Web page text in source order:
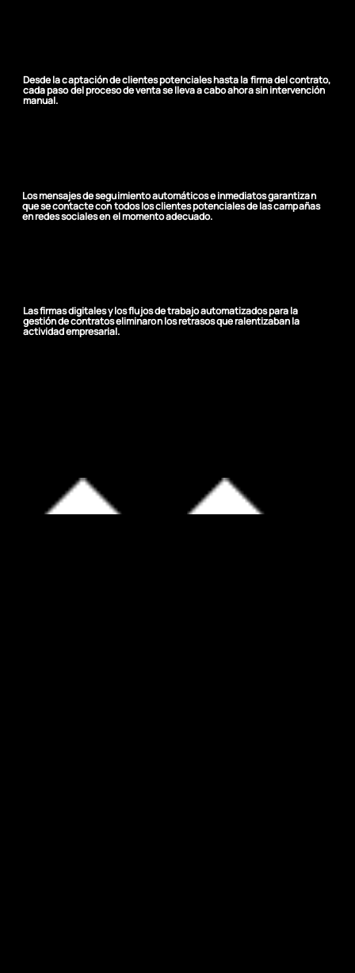
Desde la captación de clientes potenciales hasta la firma del contrato,
cada paso del proceso de venta se lleva a cabo ahora sin intervención
manual.
Los mensajes de seguimiento automáticos e inmediatos garantizan
que se contacte con todos los clientes potenciales de las campañas
en redes sociales en el momento adecuado.
Las firmas digitales y los flujos de trabajo automatizados para la
gestión de contratos eliminaron los retrasos que ralentizaban la
actividad empresarial.